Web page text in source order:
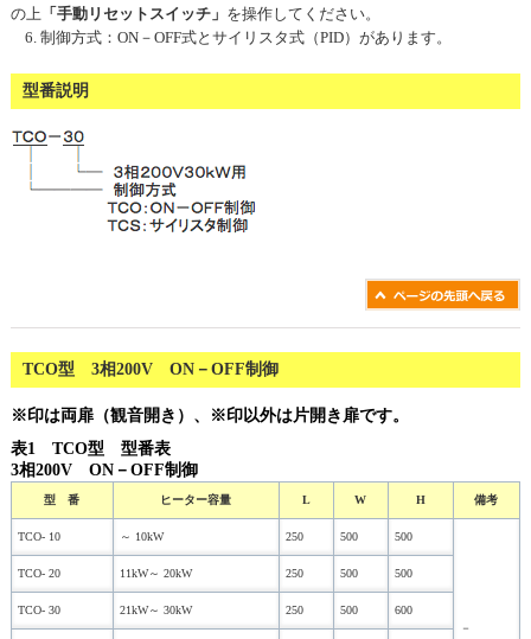
の上「手動リセットスイッチ」 を操作してください。
制御方式：ON－OFF式とサイリスタ式（PID）があります。
型番説明
TCO型 3相200V ON－OFF制御
※印は両扉（観音開き）、※印以外は片開き扉です。
表1 TCO型 型番表
3相200V ON－OFF制御
型 番 ヒーター容量 L W H 備考
TCO- 10 ～ 10kW 250 500 500
－
TCO- 20 11kW～ 20kW 250 500 500
TCO- 30 21kW～ 30kW 250 500 600